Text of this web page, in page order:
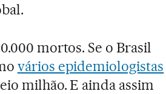
mortos. Se o Brasil
vários epidemiologistas
milhão. E ainda assim